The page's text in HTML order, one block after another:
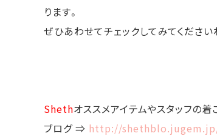
ります。
ぜひあわせてチェックしてみてくださ
Shethオススメアイテムやスタッフの
ブログ ⇒ http://